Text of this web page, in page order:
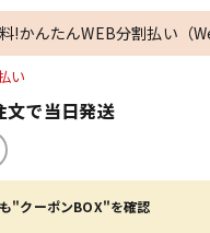
!かんたんWEB分割払い（
い
文で当日発送
"クーポンBOX"を確認